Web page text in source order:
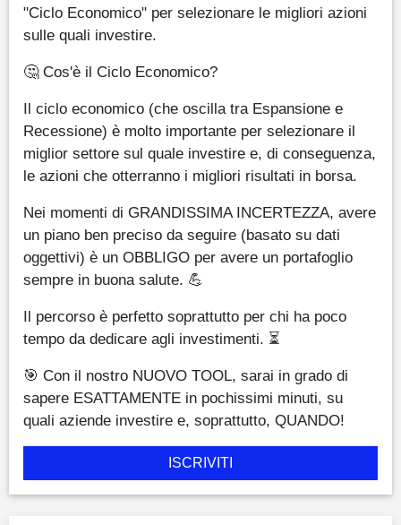
"Ciclo Economico" per selezionare le migliori azioni
sulle quali investire.
🤔 Cos'è il Ciclo Economico?
Il ciclo economico (che oscilla tra Espansione e
Recessione) è molto importante per selezionare il
miglior settore sul quale investire e, di conseguenza,
le azioni che otterranno i migliori risultati in borsa.
Nei momenti di GRANDISSIMA INCERTEZZA, avere
un piano ben preciso da seguire (basato su dati
oggettivi) è un OBBLIGO per avere un portafoglio
sempre in buona salute. 💪
Il percorso è perfetto soprattutto per chi ha poco
tempo da dedicare agli investimenti. ⏳
🎯 Con il nostro NUOVO TOOL, sarai in grado di
sapere ESATTAMENTE in pochissimi minuti, su
quali aziende investire e, soprattutto, QUANDO!
ISCRIVITI